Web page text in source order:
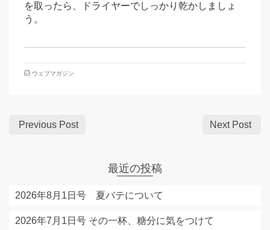
を取ったら、ドライヤーでしっかり乾かしましょ
う。
ウェブマガジン
Previous Post Next Post
最近の投稿
2026年8月1日号 夏バテについて
2026年7月1日号 その一杯、糖分に気をつけて